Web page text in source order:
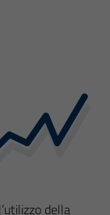
della